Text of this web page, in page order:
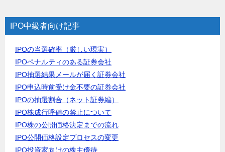
IPO中級者向け記事
IPOの当選確率（厳しい現実）
IPOペナルティのある証券会社
IPO抽選結果メールが届く証券会社
IPO申込時前受け金不要の証券会社
IPOの抽選割合（ネット証券編）
IPO株成行呼値の禁止について
IPO株の公開価格決定までの流れ
IPO公開価格設定プロセスの変更
IPO投資家向けの株主優待